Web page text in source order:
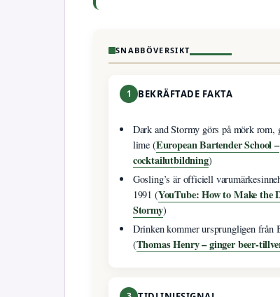
SNABBÖVERSIKT
1 BEKRÄFTADE FAKTA
Dark and Stormy görs på mörk rom,
lime (European Bartender School –
cocktailutbildning)
Gosling’s är officiell
1991 (YouTube: How to Make the
Stormy)
Drinken kommer ursprungligen från
(Thomas Henry – ginger beer-